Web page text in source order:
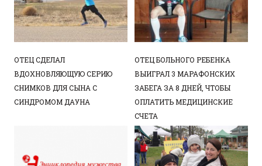
ОТЕЦ СДЕЛАЛ
ВДОХНОВЛЯЮЩУЮ СЕРИЮ
СНИМКОВ ДЛЯ СЫНА С
СИНДРОМОМ ДАУНА
ОТЕЦ БОЛЬНОГО РЕБЕНКА
ВЫИГРАЛ 3 МАРАФОНСКИХ
ЗАБЕГА ЗА 8 ДНЕЙ, ЧТОБЫ
ОПЛАТИТЬ МЕДИЦИНСКИЕ
СЧЕТА